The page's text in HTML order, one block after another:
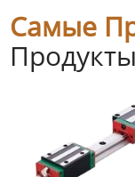
Самые
Продукты